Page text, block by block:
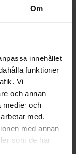
Om
innehållet
funktioner
Vi
och annan
medier och
med.
med annan
som de har